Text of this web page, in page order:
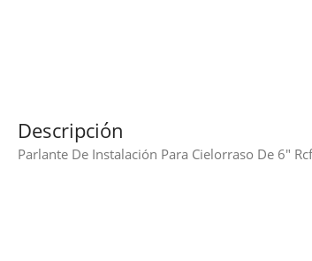
Descripción
Parlante De Instalación Para Cielorraso De 6″